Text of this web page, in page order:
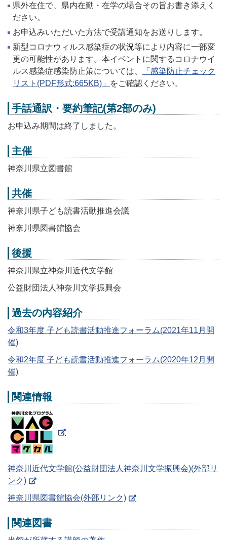
県外在住で、県内在勤・在学の場合その旨お書き添えく
ださい。
お申込みいただいた方法で受講通知をお送りします。
新型コロナウィルス感染症の状況等により内容に一部変
更の可能性があります。本イベントに関するコロナウイ
ルス感染症感染防止策については、
「感染防止チェック
リスト(PDF形式:665KB)」
をご確認ください。
手話通訳・要約筆記(第2部のみ)
お申込み期間は終了しました。
主催
神奈川県立図書館
共催
神奈川県子ども読書活動推進会議
神奈川県図書館協会
後援
神奈川県立神奈川近代文学館
公益財団法人神奈川文学振興会
過去の内容紹介
令和3年度 子ども読書活動推進フォーラム(2021年11月開
催)
令和2年度 子ども読書活動推進フォーラム(2020年12月開
催)
関連情報
神奈川近代文学館(公益財団法人神奈川文学振興会)(外部リ
ンク)
神奈川県図書館協会(外部リンク)
関連図書